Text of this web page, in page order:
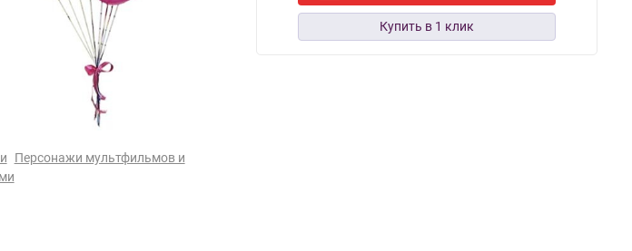
Персонажи мультфильмов и